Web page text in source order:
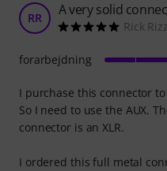
RR A very solid
Rick
I purchase this connector
So I need to use the AUX.
connector is an XLR.
I ordered this full metal
forarbejdning